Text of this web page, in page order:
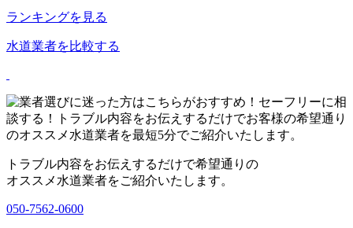
ランキングを見る
水道業者を比較する
トラブル内容をお伝えするだけで希望通りの
オススメ水道業者をご紹介いたします。
050-7562-0600